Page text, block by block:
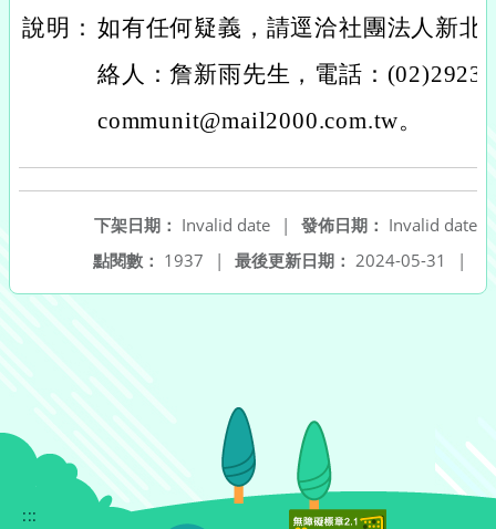
說明： 如有任何疑義，請逕洽社團法人新北
絡人：詹新雨先生，電話：
communit@mail2000.com.tw。
發佈日期： Invalid date
下架日期： Invalid date
|
最後更新日期： 2024-05-31 |
點閱數： 1937 |
:::